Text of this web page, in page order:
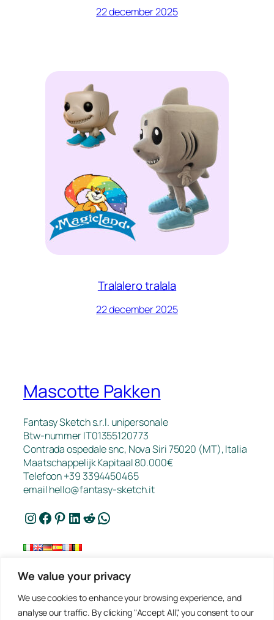
We value your privacy
We use cookies to enhance your browsing experience, and
analyse our traffic. By clicking "Accept All", you consent to our
22 december 2025
Tralalero tralala
22 december 2025
Mascotte Pakken
Fantasy Sketch s.r.l. unipersonale
Btw-nummer IT01355120773
Contrada ospedale snc, Nova Siri 75020 (MT), Italia
Maatschappelijk Kapitaal 80.000€
Telefoon +39 3394450465
emailhello@fantasy-sketch.it
Instagram Facebook Pinterest LinkedIn Reddit WhatsApp
Werk
Contact